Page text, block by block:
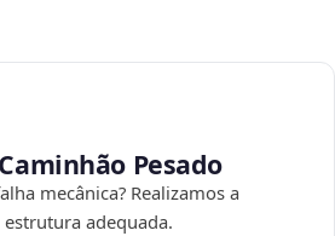
Pesado
mecânica? Realizamos a
adequada.